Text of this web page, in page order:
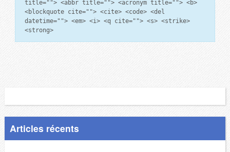
title=""> <abbr title=""> <acronym title=""> <b>
<blockquote cite=""> <cite> <code> <del
datetime=""> <em> <i> <q cite=""> <s> <strike>
<strong>
Articles récents